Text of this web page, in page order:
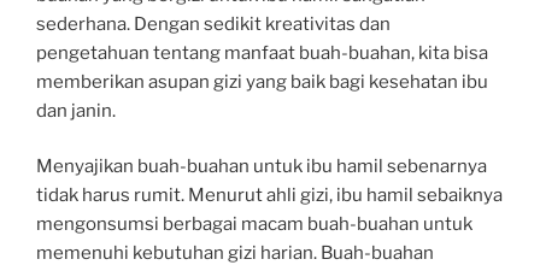
sederhana. Dengan sedikit kreativitas dan
pengetahuan tentang manfaat buah-buahan, kita bisa
memberikan asupan gizi yang baik bagi kesehatan ibu
dan janin.
Menyajikan buah-buahan untuk ibu hamil sebenarnya
tidak harus rumit. Menurut ahli gizi, ibu hamil sebaiknya
mengonsumsi berbagai macam buah-buahan untuk
memenuhi kebutuhan gizi harian. Buah-buahan